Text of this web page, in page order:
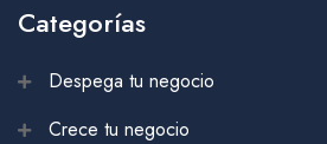
Categorías
Despega tu negocio
Crece tu negocio